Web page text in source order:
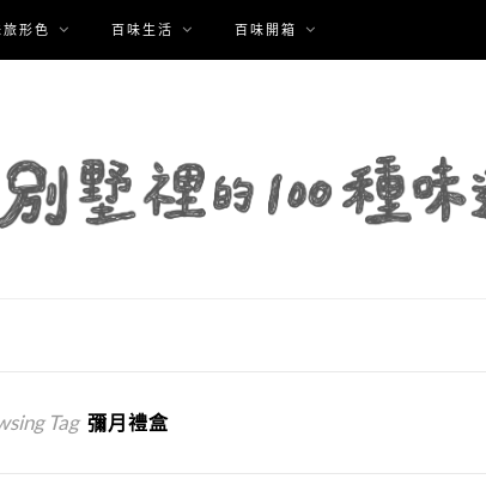
形色 百味生活 百味開箱
Tag 彌月禮盒